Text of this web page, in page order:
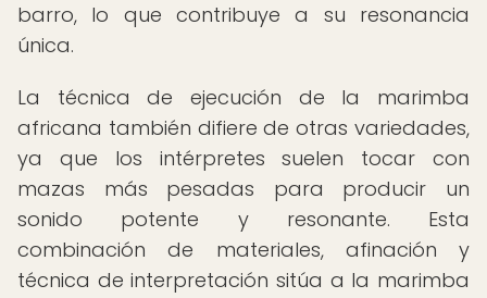
barro, lo que contribuye a su resonancia
única.
La técnica de ejecución de la marimba
africana también difiere de otras variedades,
ya que los intérpretes suelen tocar con
mazas más pesadas para producir un
sonido potente y resonante. Esta
combinación de materiales, afinación y
técnica de interpretación sitúa a la marimba